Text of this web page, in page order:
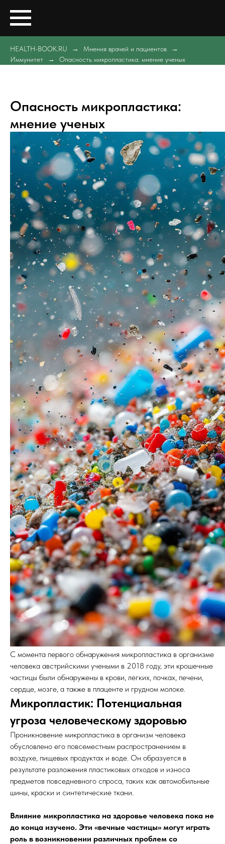
HEALTH-BOOK.RU
Мнения врачей и пациентов
Иммунитет
Опасность микропластика: мнение ученых
Опасность микропластика:
мнение ученых
С момента первого обнаружения микропластика в организме
человека австрийскими учеными в 2018 году, эти крошечные
частицы были обнаружены в крови, легких, почках, печени,
сердце, мозге, а также в плаценте и грудном молоке.
Микропластик: Потенциальная
угроза человеческому здоровью
Проникновение микропластика в организм человека
обусловлено его повсеместным распространением в
воздухе, пищевых продуктах и воде. Он образуется в
результате разложения пластиковых отходов и износа
предметов повседневного спроса, таких как автомобильные
шины, краски и синтетические ткани.
Влияние микропластика на здоровье человека пока не
до конца изучено. Эти «вечные частицы» могут играть
роль в возникновении различных проблем со